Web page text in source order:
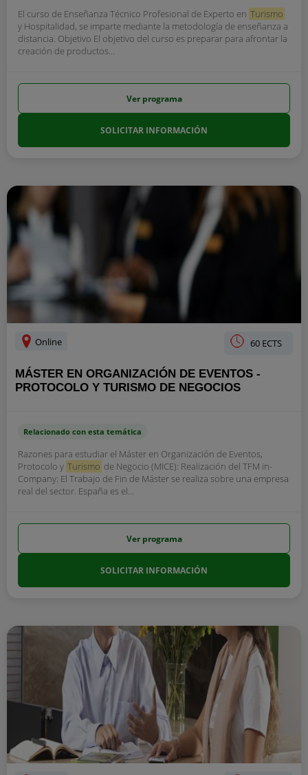
El curso de Enseñanza Técnico Profesional de Experto en Turismo
y Hospitalidad, se imparte mediante la metodología de enseñanza a
distancia. Objetivo El objetivo del curso es preparar para afrontar la
creación de productos...
Ver programa
SOLICITAR INFORMACIÓN
Online 60 ECTS
MÁSTER EN ORGANIZACIÓN DE EVENTOS -
PROTOCOLO Y TURISMO DE NEGOCIOS
Relacionado con esta temática
Razones para estudiar el Máster en Organización de Eventos,
Protocolo y Turismo de Negocio (MICE): Realización del TFM in-
Company: El Trabajo de Fin de Máster se realiza sobre una empresa
real del sector. España es el...
Ver programa
SOLICITAR INFORMACIÓN